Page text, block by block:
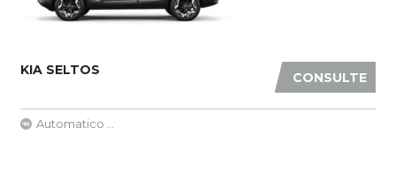
CONSULTE
KIA SELTOS
Automatico ...